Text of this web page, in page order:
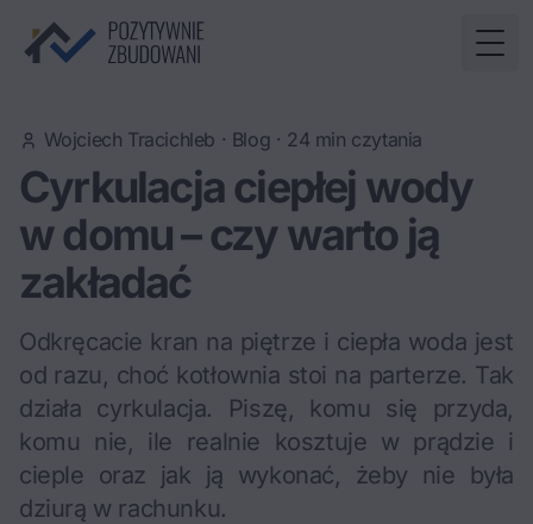
Wojciech Tracichleb · Blog · 24 min czytania
Cyrkulacja ciepłej wody
w domu – czy warto ją
zakładać
Odkręcacie kran na piętrze i ciepła woda jest
od razu, choć kotłownia stoi na parterze. Tak
działa cyrkulacja. Piszę, komu się przyda,
komu nie, ile realnie kosztuje w prądzie i
cieple oraz jak ją wykonać, żeby nie była
dziurą w rachunku.